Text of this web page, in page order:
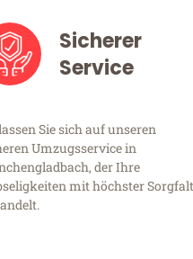
Sicherer
Service
Sie sich auf unseren
Umzugsservice in
der Ihre
mit höchster Sorgfalt